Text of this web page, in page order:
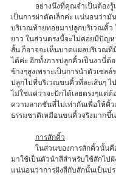
เป็นการผ่าตัดเล็กค่ะ แน่นอนว่ามั
บริเวณท้ายทอยมาปลูกบริเวณคิ้
ยาว ในส่วนตรงนี้จะไม่ค่อยมีปัญ
สั้น ก็อาจจะเห็นบาดแผลบริเวณที่
ได้ค่ะ อีกทั้งการปลูกคิ้วเป็นงานี่ต้
ข้างๆสูงเพราะเป็นการนำตัวเซล
ปลูกไปที่บริเวณขนคิ้วที่ละเส้นๆ ไ
ไม่ใช่แค่ว่าจะปักได้เลยตรงๆแต่ต้
ความลากชันที่ไม่เท่ากันเพื่อให้คิ้
ธรรมชาติเหมือนขนคิ้วจริงมากขึ้
การสักคิ้ว
มาใช้เป็นตัวนำสีสำหรับใช้สักไป
แน่นอนว่าการฝังสีกับสักนั้นเป็นป